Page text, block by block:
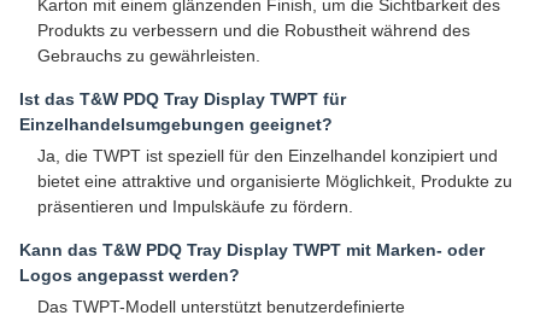
Karton mit einem glänzenden Finish, um die Sichtbarkeit des
Produkts zu verbessern und die Robustheit während des
Gebrauchs zu gewährleisten.
Ist das T&W PDQ Tray Display TWPT für
Einzelhandelsumgebungen geeignet?
Ja, die TWPT ist speziell für den Einzelhandel konzipiert und
bietet eine attraktive und organisierte Möglichkeit, Produkte zu
präsentieren und Impulskäufe zu fördern.
Kann das T&W PDQ Tray Display TWPT mit Marken- oder
Logos angepasst werden?
Das TWPT-Modell unterstützt benutzerdefinierte